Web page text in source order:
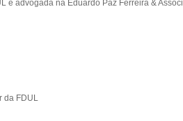
e advogada na Eduardo Paz Ferreira &
FDUL